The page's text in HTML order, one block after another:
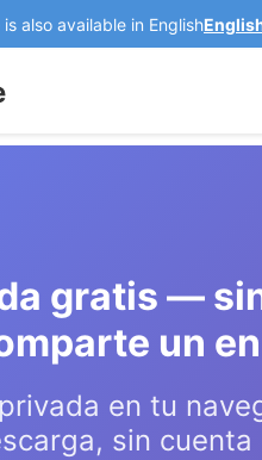
also available in English
gratis —
un
en tu
sin cuenta